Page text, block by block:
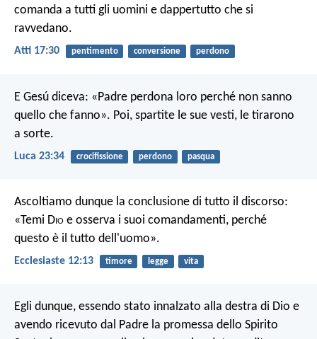
comanda a tutti gli uomini e dappertutto che si
ravvedano.
Atti 17:30 pentimento conversione perdono
E Gesú diceva: «Padre perdona loro perché non sanno
quello che fanno». Poi, spartite le sue vesti, le tirarono
a sorte.
Luca 23:34 crocifissione perdono pasqua
Ascoltiamo dunque la conclusione di tutto il discorso:
«Temi Dio e osserva i suoi comandamenti, perché
questo è il tutto dell'uomo».
Ecclesiaste 12:13 timore legge vita
Egli dunque, essendo stato innalzato alla destra di Dio e
avendo ricevuto dal Padre la promessa dello Spirito